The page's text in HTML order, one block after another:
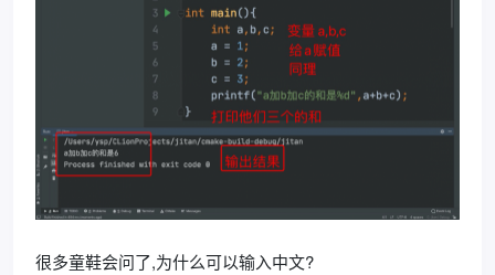
很多童鞋会问了,为什么可以输入中文?